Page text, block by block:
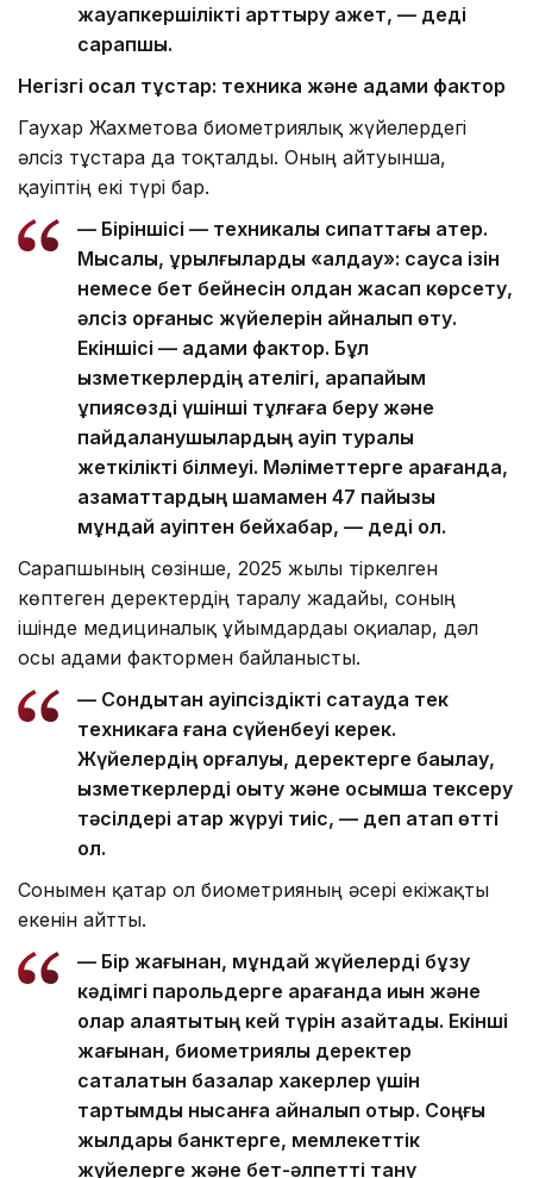
жауапкершілікті арттыру қажет, — деді
сарапшы.
Негізгі осал тұстар: техника және адами фактор
Гаухар Жахметова биометриялық жүйелердегі
әлсіз тұстарға да тоқталды. Оның айтуынша,
қауіптің екі түрі бар.
— Біріншісі — техникалық сипаттағы қатер.
Мысалы, құрылғыларды «алдау»: саусақ ізін
немесе бет бейнесін қолдан жасап көрсету,
әлсіз қорғаныс жүйелерін айналып өту.
Екіншісі — адами фактор. Бұл
қызметкерлердің қателігі, қарапайым
құпиясөзді үшінші тұлғаға беру және
пайдаланушылардың қауіп туралы
жеткілікті білмеуі. Мәліметтерге қарағанда,
азаматтардың шамамен 47 пайызы
мұндай қауіптен бейхабар, — деді ол.
Сарапшының сөзінше, 2025 жылы тіркелген
көптеген деректердің таралу жағдайы, соның
ішінде медициналық ұйымдардағы оқиғалар, дәл
осы адами фактормен байланысты.
— Сондықтан қауіпсіздікті сақтауда тек
техникаға ғана сүйенбеуі керек.
Жүйелердің қорғалуы, деректерге бақылау,
қызметкерлерді оқыту және қосымша тексеру
тәсілдері қатар жүруі тиіс, — деп атап өтті
ол.
Сонымен қатар ол биометрияның әсері екіжақты
екенін айтты.
— Бір жағынан, мұндай жүйелерді бұзу
кәдімгі парольдерге қарағанда қиын және
олар алаяқтықтың кей түрін азайтады. Екінші
жағынан, биометриялық деректер
сақталатын базалар хакерлер үшін
тартымды нысанға айналып отыр. Соңғы
жылдары банктерге, мемлекеттік
жүйелерге және бет-әлпетті тану